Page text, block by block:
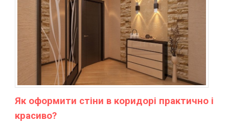
Як оформити стіни в коридорі практично і
красиво?